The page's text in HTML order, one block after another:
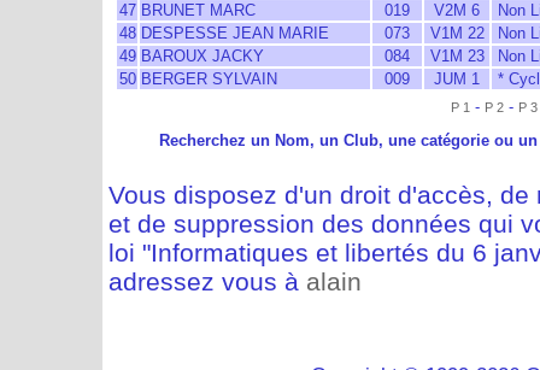
47 BRUNET MARC 019 V2M 6
Non
48 DESPESSE JEAN MARIE 073 V1M 22
Non
49 BAROUX JACKY 084 V1M 23
Non
50 BERGER SYLVAIN 009 JUM 1 *
P 1 - P 2 - P 3
Recherchez un Nom, un Club, une catégorie ou
Vous disposez d'un droit d'accès,
et de suppression des données qui
loi "Informatiques et libertés du 6
adressez vous à alain